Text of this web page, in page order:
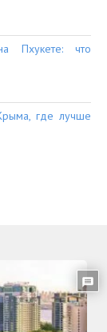
Пхукете: что
где лучше